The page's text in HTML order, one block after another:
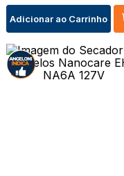
Adicionar ao Carrinho